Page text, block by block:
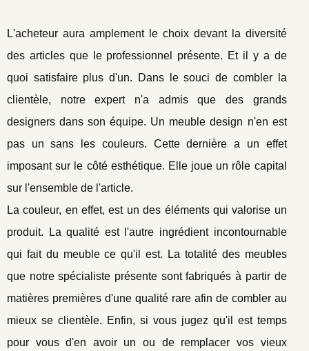
L'acheteur aura amplement le choix devant la diversité
des articles que le professionnel présente. Et il y a de
quoi satisfaire plus d'un. Dans le souci de combler la
clientèle, notre expert n'a admis que des grands
designers dans son équipe. Un meuble design n'en est
pas un sans les couleurs. Cette dernière a un effet
imposant sur le côté esthétique. Elle joue un rôle capital
sur l'ensemble de l'article.
La couleur, en effet, est un des éléments qui valorise un
produit. La qualité est l'autre ingrédient incontournable
qui fait du meuble ce qu'il est. La totalité des meubles
que notre spécialiste présente sont fabriqués à partir de
matières premières d'une qualité rare afin de combler au
mieux se clientèle. Enfin, si vous jugez qu'il est temps
pour vous d'en avoir un ou de remplacer vos vieux